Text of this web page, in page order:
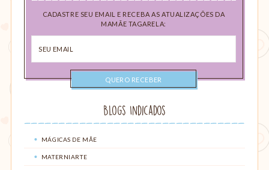
CADASTRE SEU EMAIL E RECEBA AS ATUALIZAÇÕES DA
MAMÃE TAGARELA:
email
Blogs Indicados
MÁGICAS DE MÃE
MATERNIARTE